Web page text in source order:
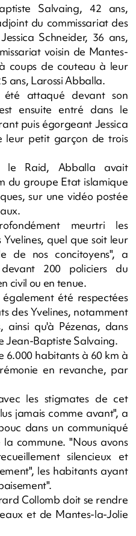
Salvaing, 42 ans,
du commissariat des
Schneider, 36 ans,
voisin de Mantes-
coups de couteau à leur
ans, Larossi Abballa.
été attaqué devant son
ensuite entré dans le
puis égorgeant Jessica
leur petit garçon de trois
le Raid, Abballa avait
du groupe Etat islamique
sur une vidéo postée
meurtri les
quel que soit leur
de nos concitoyens", a
200 policiers du
civil ou en tenue.
été respectées
des Yvelines, notamment
qu'à Pézenas, dans
Jean-Baptiste Salvaing.
6.000 habitants à 60 km à
en revanche, par
les stigmates de cet
jamais comme avant", a
dans un communiqué
commune. "Nous avons
silencieux et
les habitants ayant
Collomb doit se rendre
et de Mantes-la-Jolie